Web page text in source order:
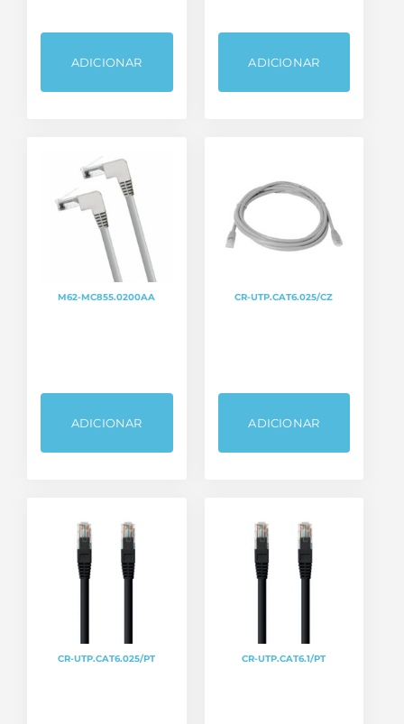
ADICIONAR ADICIONAR
M62-MC855.0200AA
ADICIONAR
CR-UTP.CAT6.025/CZ
ADICIONAR
CR-UTP.CAT6.025/PT CR-UTP.CAT6.1/PT